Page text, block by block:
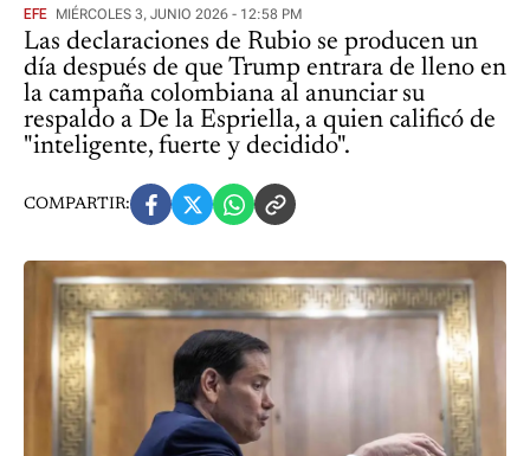
EFE MIÉRCOLES 3, JUNIO 2026 - 12:58 PM
Las declaraciones de Rubio se producen un
día después de que Trump entrara de lleno en
la campaña colombiana al anunciar su
respaldo a De la Espriella, a quien calificó de
"inteligente, fuerte y decidido".
COMPARTIR: